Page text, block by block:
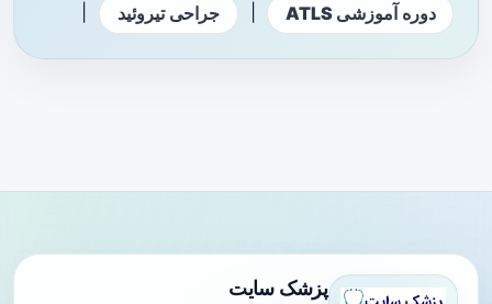
دوره آموزشی ATLS جراحی تیروئید
پزشک سایت